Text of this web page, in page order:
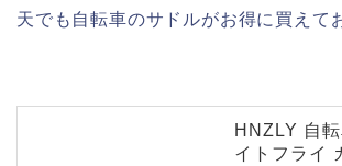
天でも自転車のサドルがお得に買えて
HNZLY 自
イトフライ